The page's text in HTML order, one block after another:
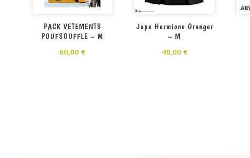
PACK VETEMENTS
POUFSOUFFLE – M
60,00 €
Jupe Hermione Granger
– M
40,00 €